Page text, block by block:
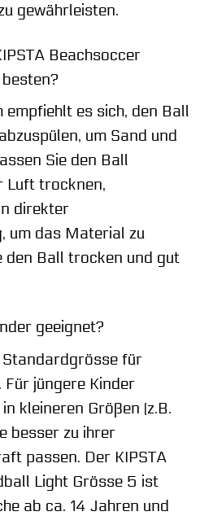
gewährleisten.
Beachsoccer
empfiehlt es sich, den Ball
um Sand und
Sie den Ball
Luft trocknen,
direkter
um das Material zu
den Ball trocken und gut
geeignet?
Standardgrösse für
Für jüngere Kinder
kleineren Größen (z.B.
besser zu ihrer
passen. Der KIPSTA
Light Grösse 5 ist
ab ca. 14 Jahren und